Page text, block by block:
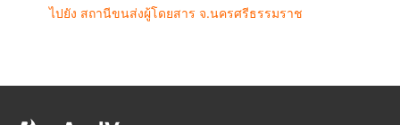
ไปยัง สถานีขนส่งผู้โดยสาร จ.นครศรีธรรมราช